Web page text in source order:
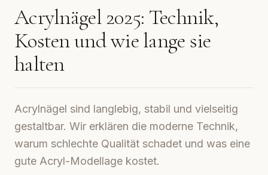
Acrylnägel 2025: Technik,
Kosten und wie lange sie
halten
Acrylnägel sind langlebig, stabil und vielseitig
gestaltbar. Wir erklären die moderne Technik,
warum schlechte Qualität schadet und was eine
gute Acryl-Modellage kostet.